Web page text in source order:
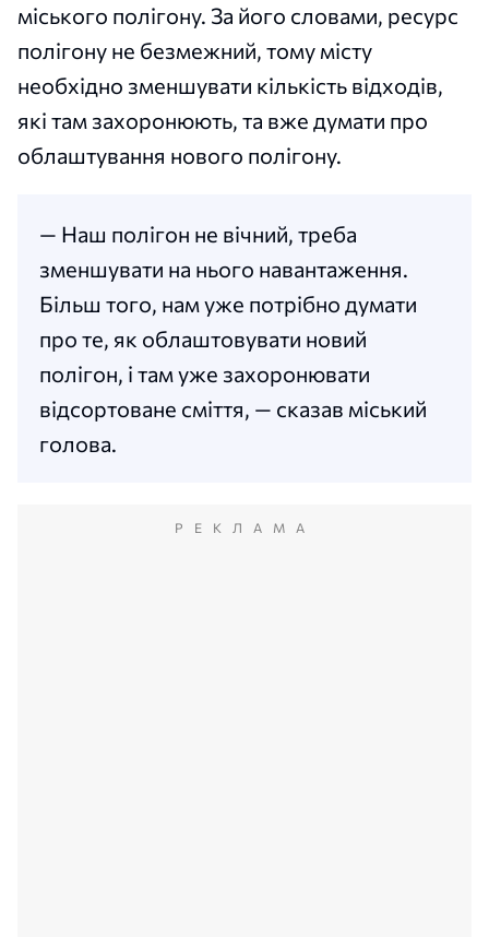
міського полігону. За його словами, ресурс
полігону не безмежний, тому місту
необхідно зменшувати кількість відходів,
які там захоронюють, та вже думати про
облаштування нового полігону.
— Наш полігон не вічний, треба
зменшувати на нього навантаження.
Більш того, нам уже потрібно думати
про те, як облаштовувати новий
полігон, і там уже захоронювати
відсортоване сміття, — сказав міський
голова.
РЕКЛАМА